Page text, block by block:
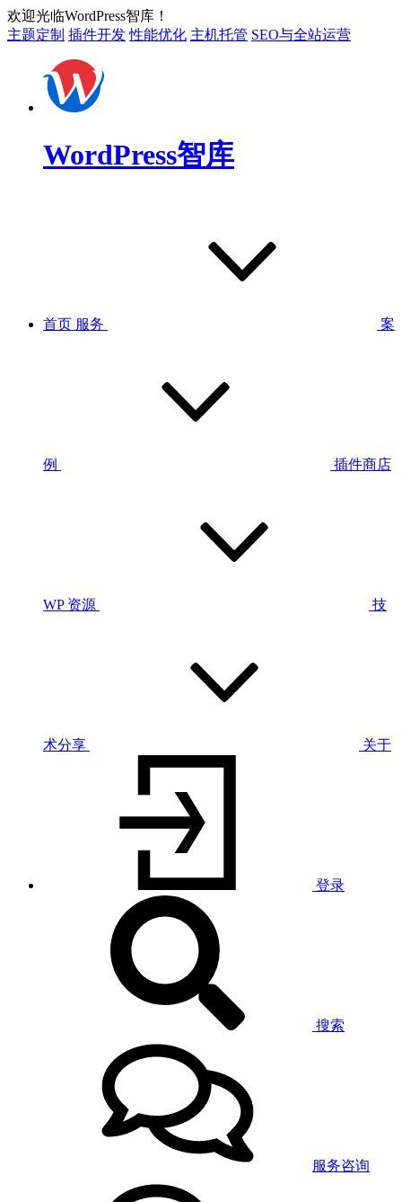
欢迎光临WordPress智库！
主题定制 插件开发 性能优化 主机托管 SEO与全站运营
WordPress智库
首页 服务 案
例 插件商店
WP 资源 技
术分享 关于
登录
搜索
服务咨询